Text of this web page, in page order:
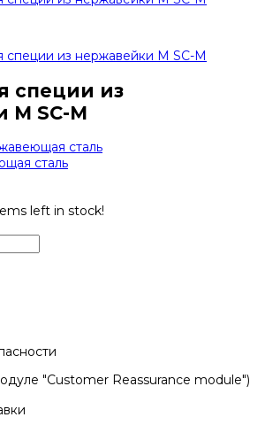
специи из
M SC-M
сталь
left in stock!
"Customer Reassurance module")